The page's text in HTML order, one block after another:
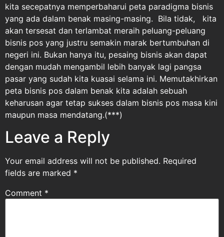
kita secepatnya memperbaharui peta paradigma bisnis
yang ada dalam benak masing-masing. Bila tidak, kita
akan tersesat dan terlambat meraih peluang-peluang
bisnis pos yang justru semakin marak bertumbuhan di
negeri ini. Bukan hanya itu, pesaing bisnis akan dapat
dengan mudah mengambil lebih banyak lagi pangsa
pasar yang sudah kita kuasai selama ini. Memutakhirkan
peta bisnis pos dalam benak kita adalah sebuah
keharusan agar tetap sukses dalam bisnis pos masa kini
maupun masa mendatang.(***)
Leave a Reply
Your email address will not be published. Required
fields are marked *
Comment *